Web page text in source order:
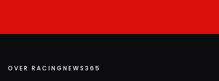
OVER RACINGNEWS365